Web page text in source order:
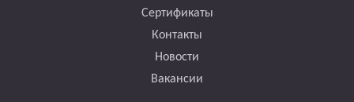
Сертификаты
Контакты
Новости
Вакансии